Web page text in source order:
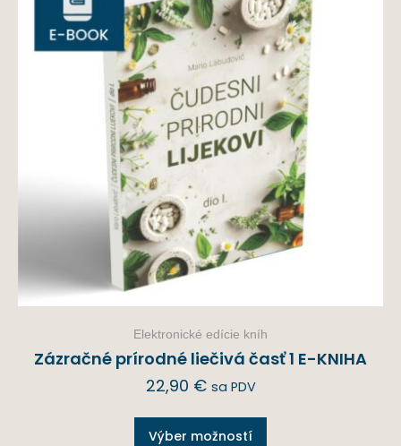
Elektronické edície kníh
Zázračné prírodné liečivá časť 1 E-KNIHA
22,90 € sa PDV
Výber možností